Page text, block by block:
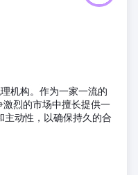
机构。作为一家一流的
烈的市场中擅长提供一
主动性，以确保持久的合